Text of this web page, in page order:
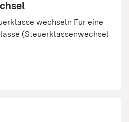
wechseln Für eine
(Steuerklassenwechsel